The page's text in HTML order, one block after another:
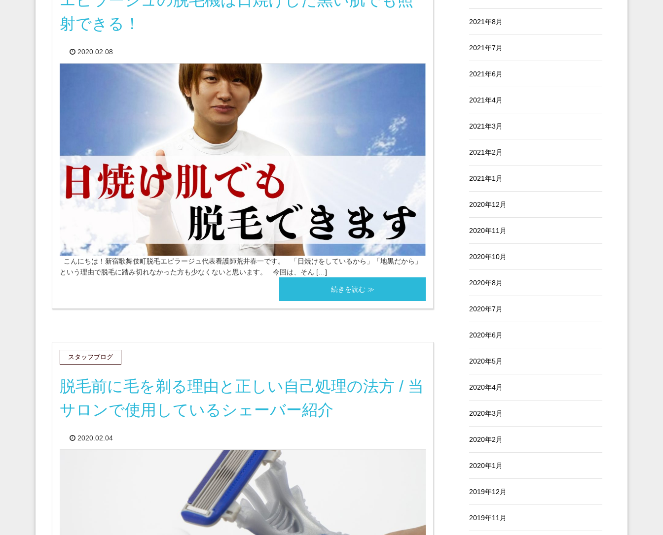
射できる！
2020.02.08
こんにちは！新宿歌舞伎町脱毛エピラージュ代表看護師荒井春一です。 「日焼けをしているから」「地黒だから」
という理由で脱毛に踏み切れなかった方も少なくないと思います。 今回は、そん […]
続きを読む ≫
スタッフブログ
脱毛前に毛を剃る理由と正しい自己処理の法方 / 当
サロンで使用しているシェーバー紹介
2020.02.04
2021年8月
2021年7月
2021年6月
2021年4月
2021年3月
2021年2月
2021年1月
2020年12月
2020年11月
2020年10月
2020年8月
2020年7月
2020年6月
2020年5月
2020年4月
2020年3月
2020年2月
2020年1月
2019年12月
2019年11月